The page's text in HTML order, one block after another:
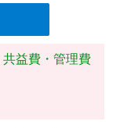
共益費・管理費